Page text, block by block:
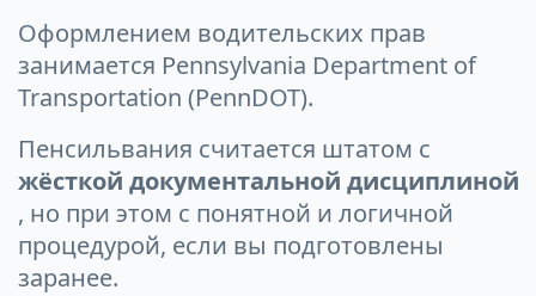
Оформлением водительских прав
занимается Pennsylvania Department of
Transportation (PennDOT).
Пенсильвания считается штатом с
жёсткой документальной дисциплиной
, но при этом с понятной и логичной
процедурой, если вы подготовлены
заранее.